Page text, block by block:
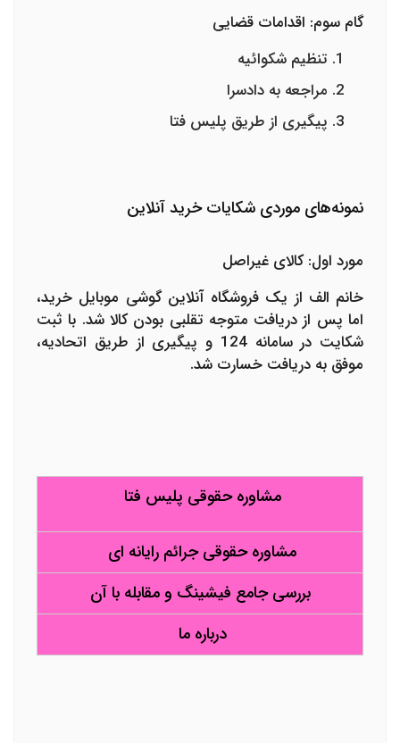
گام سوم: اقدامات قضایی
تنظیم شکوائیه
مراجعه به دادسرا
پیگیری از طریق پلیس فتا
نمونه‌های موردی شکایات خرید آنلاین
مورد اول: کالای غیراصل
خانم الف از یک فروشگاه آنلاین گوشی موبایل خرید،
اما پس از دریافت متوجه تقلبی بودن کالا شد. با ثبت
شکایت در سامانه 124 و پیگیری از طریق اتحادیه،
موفق به دریافت خسارت شد.
مشاوره حقوقی پلیس فتا
مشاوره حقوقی جرائم رایانه ای
بررسی جامع فیشینگ و مقابله با آن
درباره ما